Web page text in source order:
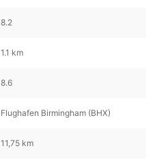
8.2
1.1 km
8.6
Flughafen Birmingham (BHX)
11,75 km